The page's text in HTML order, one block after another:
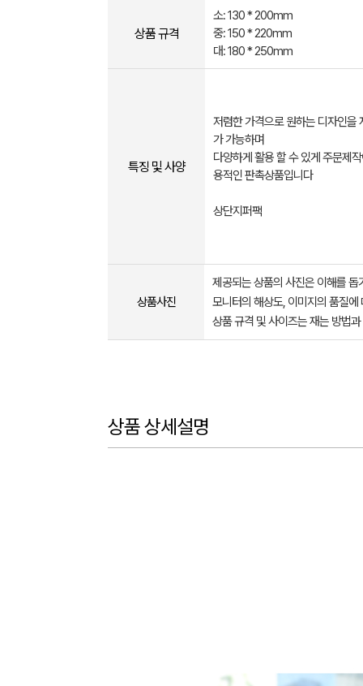
상품 규격
소: 130 * 200mm
중: 150 * 220mm
대: 180 * 250mm
특징 및 사양
저렴한 가격으로 원하는 디자인을
가 가능하며
다양하게 활용 할 수 있게 주문제
용적인 판촉상품입니다
상단지퍼팩
상품사진
제공되는 상품의 사진은 이해를
모니터의 해상도, 이미지의 품질
상품 규격 및 사이즈는 재는 방법
상품 상세설명